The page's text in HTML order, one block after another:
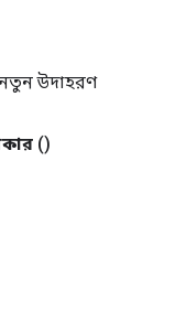
উদাহরণ
()